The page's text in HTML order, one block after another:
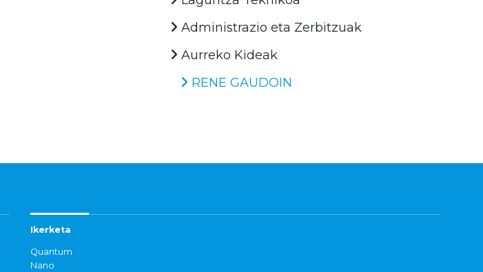
Administrazio eta Zerbitzuak
Aurreko Kideak
RENE GAUDOIN
Ikerketa
Quantum
Nano